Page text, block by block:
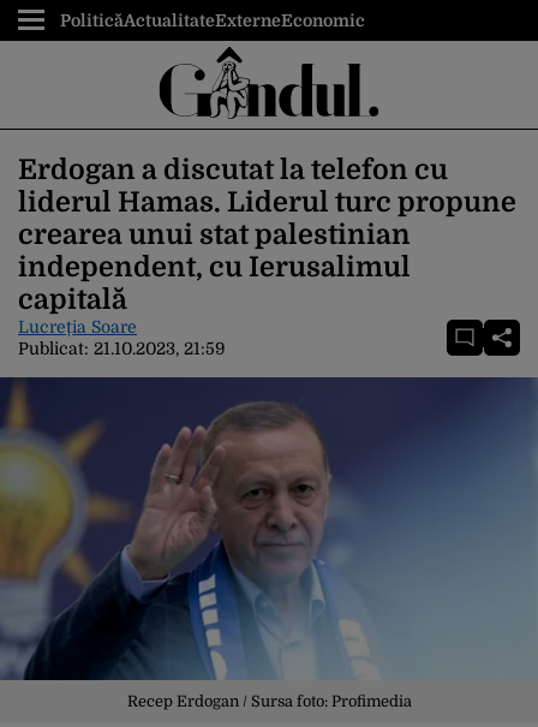
PoliticăActualitateExterneEconomic
Erdogan a discutat la telefon cu
liderul Hamas. Liderul turc propune
crearea unui stat palestinian
independent, cu Ierusalimul
capitală
Lucreția Soare
Publicat: 21.10.2023, 21:59
Recep Erdogan / Sursa foto: Profimedia